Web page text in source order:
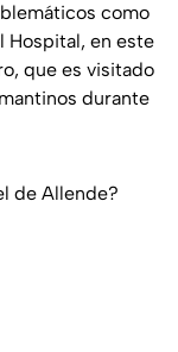
como
Hospital, en este
que es visitado
durante
de Allende?